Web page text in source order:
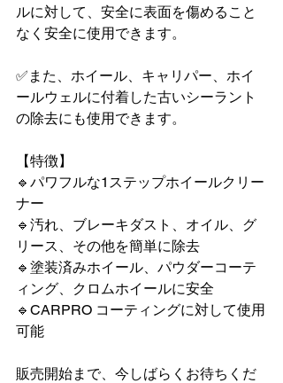
ルに対して、安全に表面を傷めること
なく安全に使用できます。
✅また、ホイール、キャリパー、ホイ
ールウェルに付着した古いシーラント
の除去にも使用できます。
【特徴】
🔹パワフルな1ステップホイールクリー
ナー
🔹汚れ、ブレーキダスト、オイル、グ
リース、その他を簡単に除去
🔹塗装済みホイール、パウダーコーテ
ィング、クロムホイールに安全
🔹CARPRO コーティングに対して使用
可能
販売開始まで、今しばらくお待ちくだ